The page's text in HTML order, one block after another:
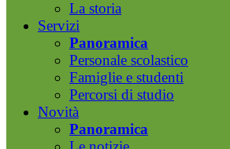
La storia
Servizi
Panoramica
Personale scolastico
Famiglie e studenti
Percorsi di studio
Novità
Panoramica